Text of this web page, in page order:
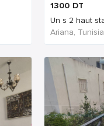
1300 DT
Un s 2 haut
Ariana, Tunisia